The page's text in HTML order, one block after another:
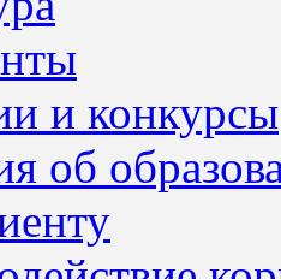
и конкурсы
об